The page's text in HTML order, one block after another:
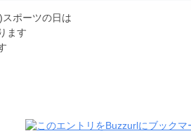
ポーツの日は
ます